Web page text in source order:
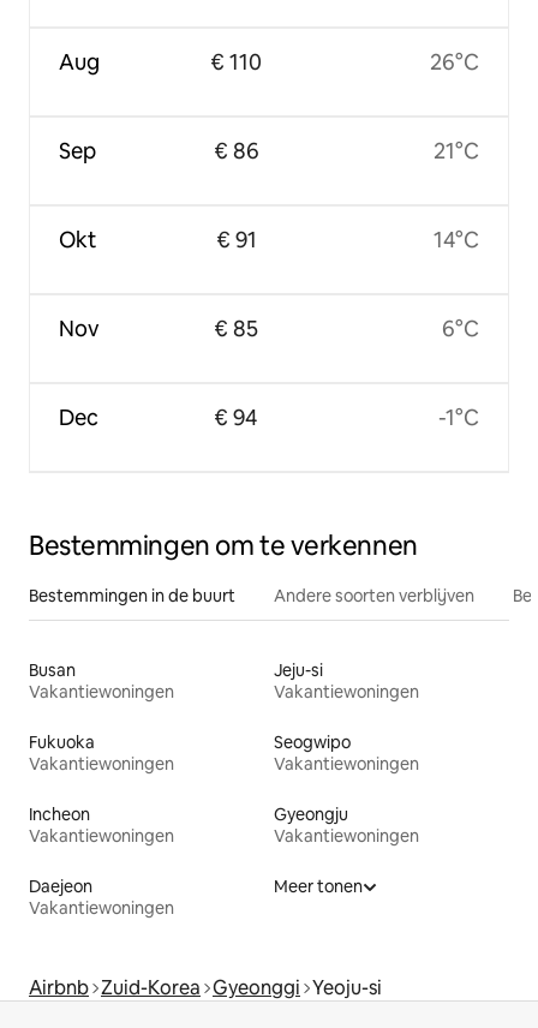
Aug
Sep
Okt
Nov
Dec
€ 110
€ 86
€ 91
€ 85
€ 94
26°C
21°C
14°C
6°C
-1°C
Bestemmingen om te verkennen
Bestemmingen in de buurt Andere soorten verblijven
Busan
Vakantiewoningen
Jeju-si
Vakantiewoningen
Fukuoka
Vakantiewoningen
Seogwipo
Vakantiewoningen
Incheon
Vakantiewoningen
Gyeongju
Vakantiewoningen
Daejeon
Vakantiewoningen
Meer tonen
Airbnb Zuid-Korea Gyeonggi Yeoju-si